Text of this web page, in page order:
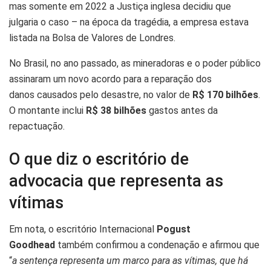
mas somente em 2022 a Justiça inglesa decidiu que
julgaria o caso – na época da tragédia, a empresa estava
listada na Bolsa de Valores de Londres.
No Brasil, no ano passado, as mineradoras e o poder público
assinaram um novo acordo para a reparação dos
danos causados pelo desastre, no valor de R$ 170 bilhões.
O montante inclui R$ 38 bilhões gastos antes da
repactuação.
O que diz o escritório de
advocacia que representa as
vítimas
Em nota, o escritório Internacional Pogust
Goodhead também confirmou a condenação e afirmou que
“a sentença representa um marco para as vítimas, que há